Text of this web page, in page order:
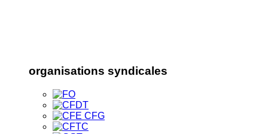
organisations syndicales